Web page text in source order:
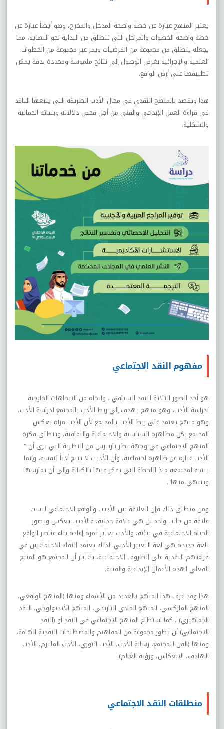
يعتبر المنهج عبارة عن خطة واضحة المدخل والمخرج، وهو أيضاً عبارة عن
خطة واضحة الخطوات والمراحل التي تنطلق من البداية نحو النهاية، مما
يجعله ينطلق من مجموعة من الفرضيات ويمر عبر مجموعة من الخطوات
العلمية والإجرائية بغرض الوصول إلى نتائج ملموسة ومحددة بدقة يمكن
تطبيقها على أرض الواقع.
هذا ويقصد بالمنهج النقدي في مجال الأدب الطريقة التي يتبعها الناقد
في قراءة العمل الإبداعي والفني من أجل فحص دلالاته وبنياته الجمالية
والشكلية.
مفهوم النقد الاجتماعي
هو أحد الصور الثلاثة للنقد السياقي ، واتجاه من الاتجاهات الخارجية
لدراسة الأدب، وهو منهج يهدف إلي ربط الأدب بالمجتمع لدراسة الأدب،
وهو منهج يعتمد على ربط الأدب بالمجتمع لأن الأدب مرآة تعكس
المجتمع بكل مظاهره السياسية والاجتماعية والثقافية، وتنطلق فكرة
المنهج الاجتماعي في وجهة نظر باربيرس من النظرية التي ترى أن "
الأدب عبارة عن ظاهرة اجتماعية، وأن الأديب لا ينتج أدباً لنفسه، وإنما
ينتجه لمجتمعه منذ اللحظة التي يفكر فيها بالكتابة وإلى أن يمارسها
وينتهي منها".
ومن منطلق ذلك فإن العلاقة بين الأديب والواقع الاجتماعي ليست
علاقة من جانب واحد بل هي علاقة جدلية، فالأديب يعكس ويصور
الحياة الاجتماعية في بيئته، والأدب يعتبر ثمرة إعادة بناء عناصر الواقع
بلغة جديدة هي لغة التعبير الأدبي. لذلك يعتمد النقاد الاجتماعيين في
قراءتهم النقدية على الظروف الاجتماعية، باعتبار أن المجتمع هو المنتج
الفعلي لهذه الأعمال الإبداعية والفنية.
هذا وقد عرف هذا المنهج بالعديد من الأسماء ومنها (المنهج الواقعي،
المنهج الماركسي، المنهج المادي التاريخي، المنهج الأيديولوجي، النقد
الجماهيري) ، كما استطاع المنهج الاجتماعي في النقد أو (النقد
الاجتماعي) أن يطور مجموعة من المفاهيم والمصطلحات النقدية الهامة،
ومنها (الفن للمجتمع، رسالة الأدب، الأدب الثوري، الأدب الملتزم، الأدب
الهادف، الانعكاس، ورؤية العالم).
منطلقات النقد الاجتماعي